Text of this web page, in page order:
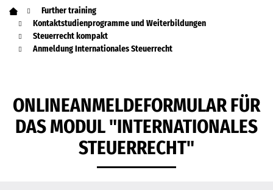
Further training
Kontaktstudienprogramme und Weiterbildungen
Steuerrecht kompakt
Anmeldung Internationales Steuerrecht
ONLINEANMELDEFORMULAR FÜR
DAS MODUL "INTERNATIONALES
STEUERRECHT"